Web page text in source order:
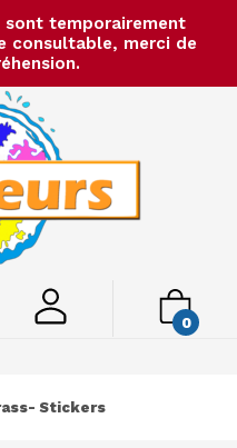
sont temporairement
consultable, merci de
0
Stickers